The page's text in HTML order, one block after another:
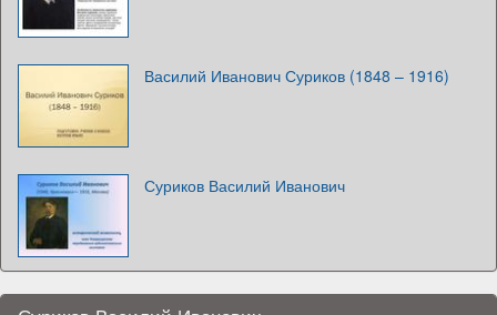
Василий Иванович Суриков (1848 – 1916)
Суриков Василий Иванович